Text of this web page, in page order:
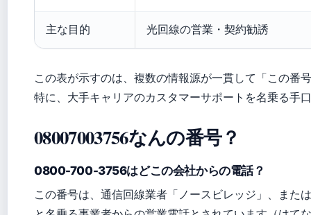
主な目的 光回線の営業・契約勧誘
この表が示すのは、複数の情報源が一貫して「この番
特に、大手キャリアのカスタマーサポートを名乗る手
08007003756なんの番号？
0800-700-3756はどこの会社からの電話？
この番号は、通信回線業者「ノースビレッジ」、また